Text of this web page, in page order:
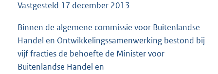
Vastgesteld 17 december 2013
Binnen de algemene commissie voor Buitenlandse
Handel en Ontwikkelingssamenwerking bestond bij
vijf fracties de behoefte de Minister voor
Buitenlandse Handel en